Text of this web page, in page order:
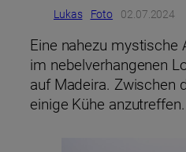
Lukas Foto 02.07.2024
Eine nahezu
im nebelverhangenen
auf Madeira. Zwischen
einige Kühe anzutreffen.